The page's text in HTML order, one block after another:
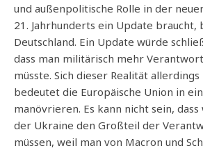
und außenpolitische Rolle in der
21. Jahrhunderts ein Update
Deutschland. Ein Update würde
dass man militärisch mehr
müsste. Sich dieser Realität
bedeutet die Europäische Union in
manövrieren. Es kann nicht sein,
der Ukraine den Großteil der
müssen, weil man von Macron und